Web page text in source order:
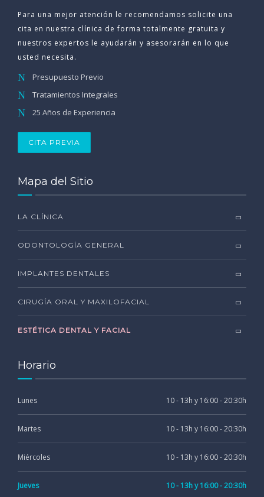
Para una mejor atención le recomendamos solicite una
cita en nuestra clínica de forma totalmente gratuita y
nuestros expertos le ayudarán y asesorarán en lo que
usted necesita.
Presupuesto Previo
Tratamientos Integrales
25 Años de Experiencia
CITA PREVIA
Mapa del Sitio
LA CLÍNICA
ODONTOLOGÍA GENERAL
IMPLANTES DENTALES
CIRUGÍA ORAL Y MAXILOFACIAL
ESTÉTICA DENTAL Y FACIAL
Horario
Lunes 10 - 13h y 16:00 - 20:30h
Martes 10 - 13h y 16:00 - 20:30h
Miércoles 10 - 13h y 16:00 - 20:30h
Jueves 10 - 13h y 16:00 - 20:30h